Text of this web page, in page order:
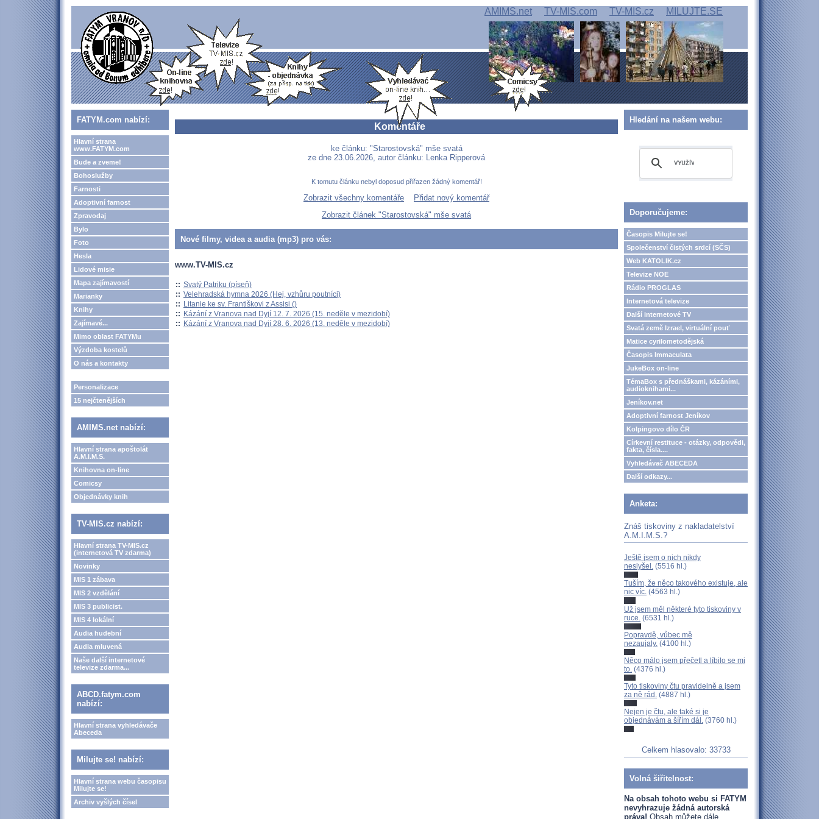
AMIMS.net TV-MIS.com TV-MIS.cz MILUJTE.SE
FATYM.com nabízí:
Hlavní strana
www.FATYM.com
Bude a zveme!
Bohoslužby
Farnosti
Adoptivní farnost
Zpravodaj
Bylo
Foto
Hesla
Lidové misie
Mapa zajímavostí
Marianky
Knihy
Zajímavé...
Mimo oblast FATYMu
Výzdoba kostelů
O nás a kontakty
Personalizace
15 nejčtenějších
AMIMS.net nabízí:
Hlavní strana apoštolát
A.M.I.M.S.
Knihovna on-line
Comicsy
Objednávky knih
TV-MIS.cz nabízí:
Hlavní strana TV-MIS.cz
(internetová TV zdarma)
Novinky
MIS 1 zábava
MIS 2 vzdělání
MIS 3 publicist.
MIS 4 lokální
Audia hudební
Audia mluvená
Naše další internetové
televize zdarma...
ABCD.fatym.com
nabízí:
Hlavní strana vyhledávače
Abeceda
Milujte se! nabízí:
Hlavní strana webu časopisu
Milujte se!
Archiv vyšlých čísel
Komentáře
ke článku: "Starostovská" mše svatá
ze dne 23.06.2026, autor článku: Lenka Ripperová
K tomutu článku nebyl doposud přiřazen žádný komentář!
Zobrazit všechny komentáře
Přidat nový komentář
Zobrazit článek "Starostovská" mše svatá
Nové filmy, videa a audia (mp3) pro vás:
www.TV-MIS.cz
:: Svatý Patriku (píseň)
:: Velehradská hymna 2026 (Hej, vzhůru poutníci)
:: Litanie ke sv. Františkovi z Assisi ()
:: Kázání z Vranova nad Dyjí 12. 7. 2026 (15. neděle v mezidobí)
:: Kázání z Vranova nad Dyjí 28. 6. 2026 (13. neděle v mezidobí)
Hledání na našem webu:
Doporučujeme:
Časopis Milujte se!
Společenství čistých srdcí (SČS)
Web KATOLIK.cz
Televize NOE
Rádio PROGLAS
Internetová televize
Další internetové TV
Svatá země Izrael, virtuální pouť
Matice cyrilometodějská
Časopis Immaculata
JukeBox on-line
TémaBox s přednáškami, kázáními,
audioknihami...
Jeníkov.net
Adoptivní farnost Jeníkov
Kolpingovo dílo ČR
Církevní restituce - otázky, odpovědi,
fakta, čísla....
Vyhledávač ABECEDA
Další odkazy...
Anketa:
Znáš tiskoviny z nakladatelství
A.M.I.M.S.?
Ještě jsem o nich nikdy
neslyšel. (5516 hl.)
Tuším, že něco takového existuje, ale
nic víc. (4563 hl.)
Už jsem měl některé tyto tiskoviny v
ruce. (6531 hl.)
Popravdě, vůbec mě
nezaujaly. (4100 hl.)
Něco málo jsem přečetl a líbilo se mi
to. (4376 hl.)
Tyto tiskoviny čtu pravidelně a jsem
za ně rád. (4887 hl.)
Nejen je čtu, ale také si je
objednávám a šířím dál. (3760 hl.)
Celkem hlasovalo: 33733
Volná šiřitelnost:
Na obsah tohoto webu si FATYM
nevyhrazuje žádná autorská
práva! Obsah můžete dále